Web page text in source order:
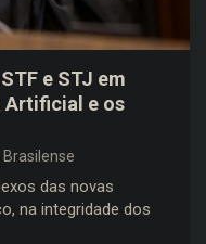
e STJ em
Artificial e os
Brasilense
das novas
na integridade dos